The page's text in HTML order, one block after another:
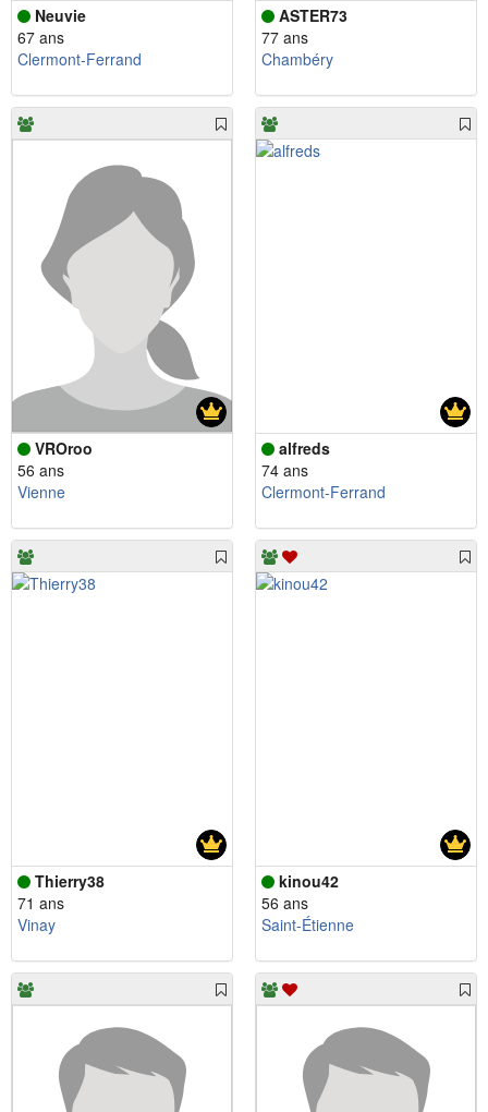
Neuvie
67 ans
Clermont-Ferrand
ASTER73
77 ans
Chambéry
VROroo
56 ans
Vienne
alfreds
74 ans
Clermont-Ferrand
Thierry38
71 ans
Vinay
kinou42
56 ans
Saint-Étienne